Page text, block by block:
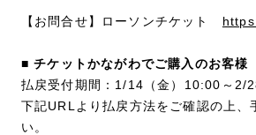
【お問合せ】ローソンチケット
■ チケットかながわでご購入のお客様
払戻受付期間：1/14（金）10:00～2/
下記URLより払戻方法をご確認の上、
い。